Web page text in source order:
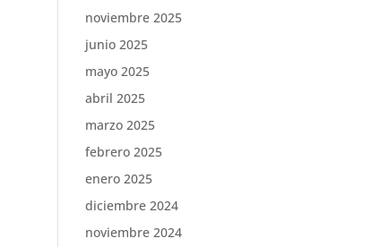
noviembre 2025
junio 2025
mayo 2025
abril 2025
marzo 2025
febrero 2025
enero 2025
diciembre 2024
noviembre 2024